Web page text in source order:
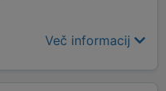
Več informacij